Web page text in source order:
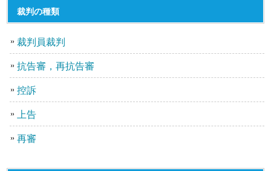
裁判の種類
裁判員裁判
抗告審，再抗告審
控訴
上告
再審